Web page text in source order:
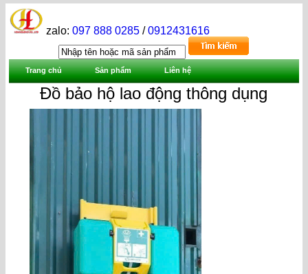
zalo:097 888 0285 /0912431616
Trang chủ Sản phẩm Liên hệ
Đồ bảo hộ lao động thông dụng